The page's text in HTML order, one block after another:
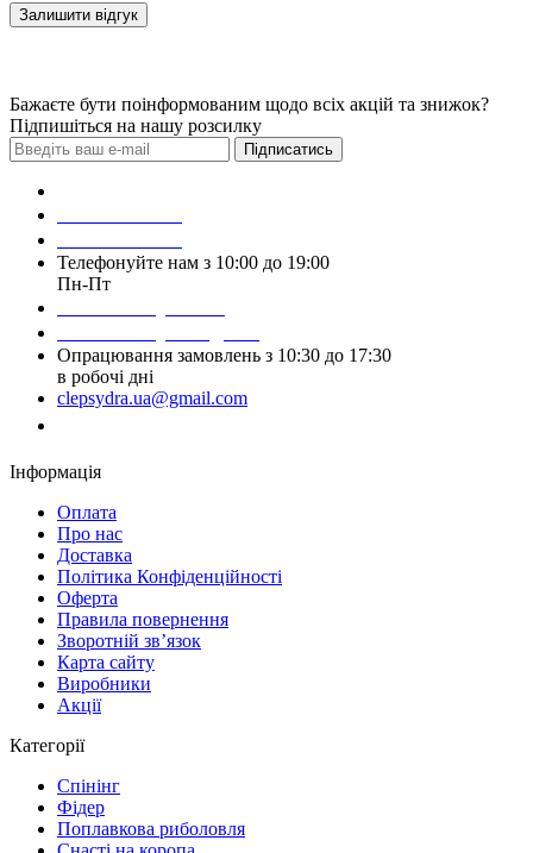
Залишити відгук
Бажаєте бути поінформованим щодо всіх акцій та знижок?
Підпишіться на нашу розсилку
Підписатись
Телефонуйте нам з 10:00 до 19:00
Пн-Пт
Опрацювання замовлень з 10:30 до 17:30
в робочі дні
clepsydra.ua@gmail.com
Інформація
Оплата
Про нас
Доставка
Політика Конфіденційності
Оферта
Правила повернення
Зворотній зв’язок
Карта сайту
Виробники
Акції
Категорії
Спінінг
Фідер
Поплавкова риболовля